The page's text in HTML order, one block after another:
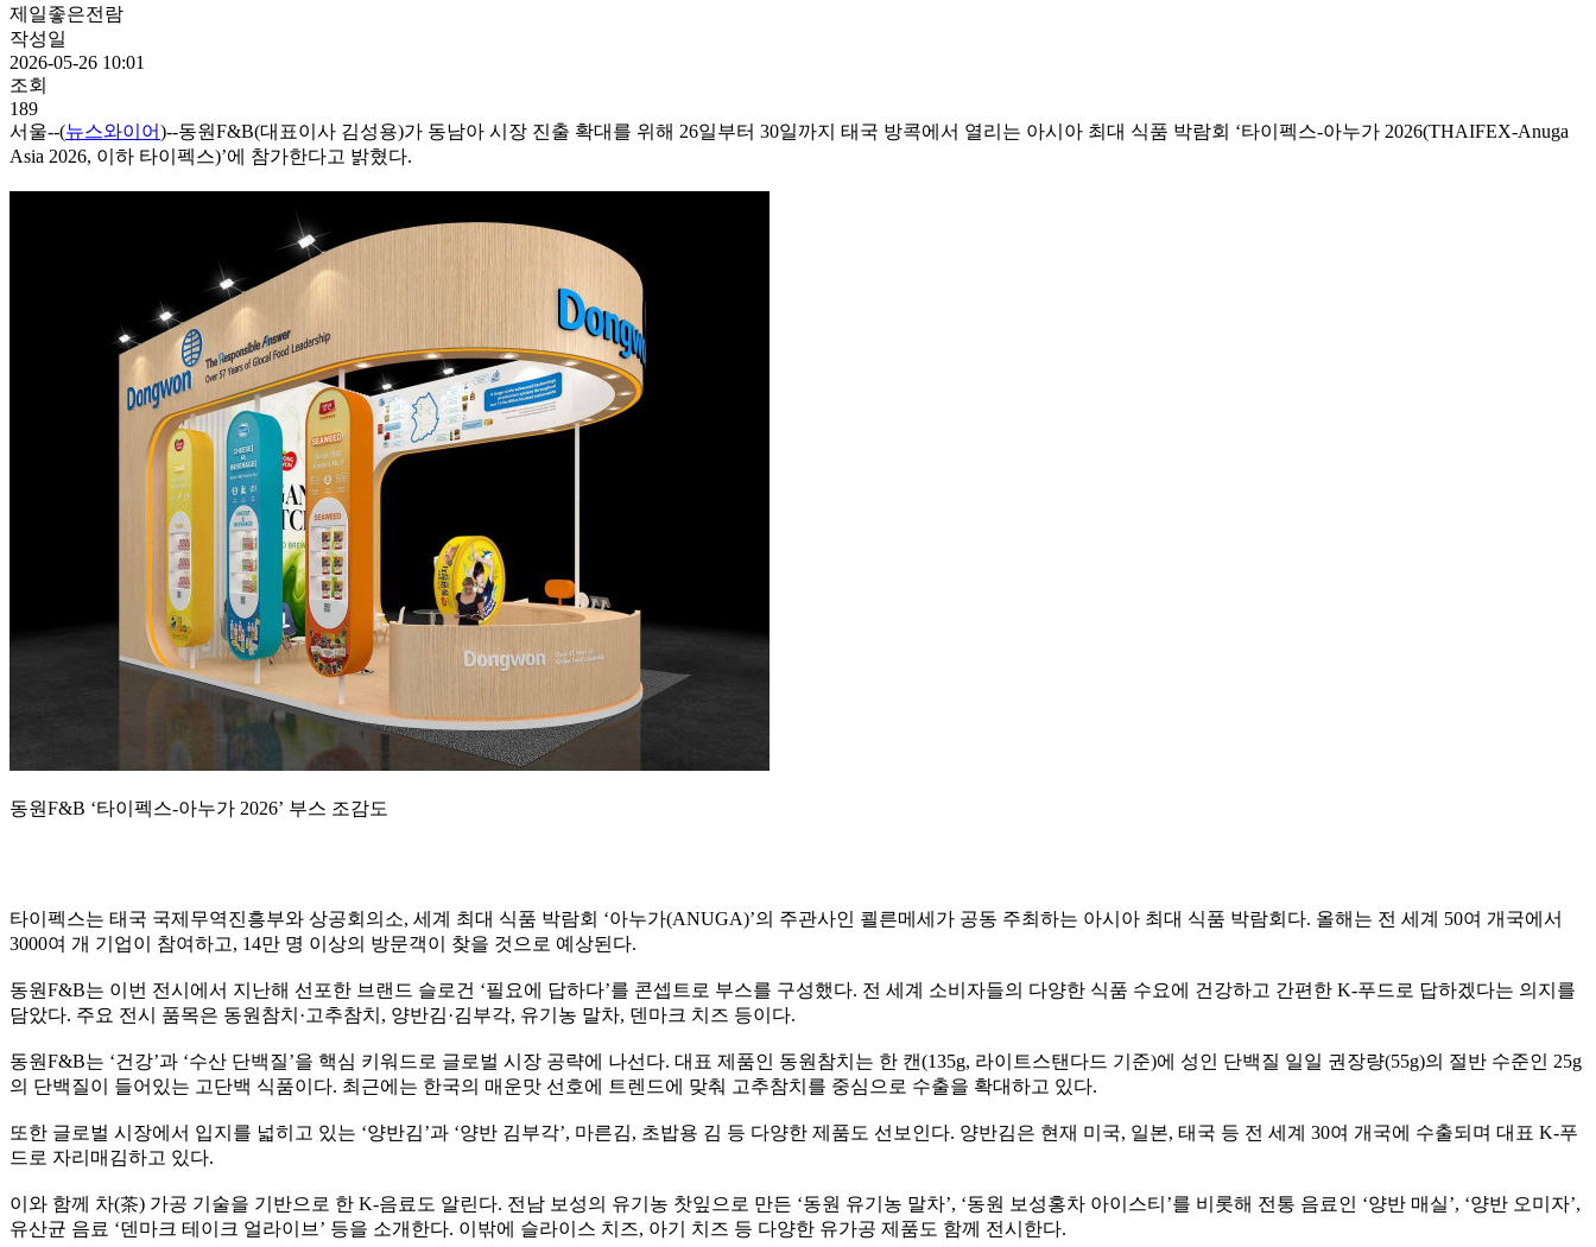
제일좋은전람
작성일
2026-05-26 10:01
조회
189
서울--(뉴스와이어)--동원F&B(대표이사 김성용)가 동남아 시장 진출 확대를 위해 26일부터 30일까지 태국 방콕에서 열리는 아시아 최대 식품 박람회 ‘타이펙스-아누가 2026(THAIFEX-Anuga
Asia 2026, 이하 타이펙스)’에 참가한다고 밝혔다.
동원F&B ‘타이펙스-아누가 2026’ 부스 조감도
타이펙스는 태국 국제무역진흥부와 상공회의소, 세계 최대 식품 박람회 ‘아누가(ANUGA)’의 주관사인 쾰른메세가 공동 주최하는 아시아 최대 식품 박람회다. 올해는 전 세계 50여 개국에서
3000여 개 기업이 참여하고, 14만 명 이상의 방문객이 찾을 것으로 예상된다.
동원F&B는 이번 전시에서 지난해 선포한 브랜드 슬로건 ‘필요에 답하다’를 콘셉트로 부스를 구성했다. 전 세계 소비자들의 다양한 식품 수요에 건강하고 간편한 K-푸드로 답하겠다는 의지를
담았다. 주요 전시 품목은 동원참치·고추참치, 양반김·김부각, 유기농 말차, 덴마크 치즈 등이다.
동원F&B는 ‘건강’과 ‘수산 단백질’을 핵심 키워드로 글로벌 시장 공략에 나선다. 대표 제품인 동원참치는 한 캔(135g, 라이트스탠다드 기준)에 성인 단백질 일일 권장량(55g)의 절반 수준인 25g
의 단백질이 들어있는 고단백 식품이다. 최근에는 한국의 매운맛 선호에 트렌드에 맞춰 고추참치를 중심으로 수출을 확대하고 있다.
또한 글로벌 시장에서 입지를 넓히고 있는 ‘양반김’과 ‘양반 김부각’, 마른김, 초밥용 김 등 다양한 제품도 선보인다. 양반김은 현재 미국, 일본, 태국 등 전 세계 30여 개국에 수출되며 대표 K-푸
드로 자리매김하고 있다.
이와 함께 차(茶) 가공 기술을 기반으로 한 K-음료도 알린다. 전남 보성의 유기농 찻잎으로 만든 ‘동원 유기농 말차’, ‘동원 보성홍차 아이스티’를 비롯해 전통 음료인 ‘양반 매실’, ‘양반 오미자’,
유산균 음료 ‘덴마크 테이크 얼라이브’ 등을 소개한다. 이밖에 슬라이스 치즈, 아기 치즈 등 다양한 유가공 제품도 함께 전시한다.